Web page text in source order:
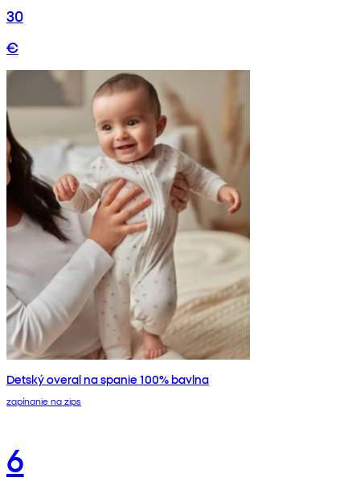
30
€
Detský overal na spanie 100% bavlna
zapínanie na zips
6